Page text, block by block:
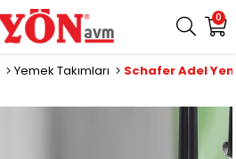
0
Yemek Takımları Schafer Adel